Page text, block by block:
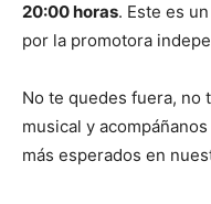
20:00 horas. Este es
por la promotora
No te quedes fuera, no
musical y
más esperados en